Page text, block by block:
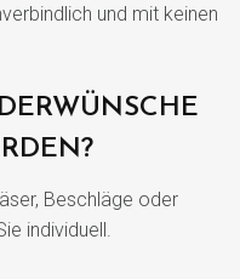
und mit keinen
Beschläge oder
individuell.